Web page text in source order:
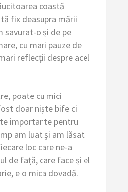
coastă
fix deasupra mării
savurat-o și de pe
cu mari pauze de
reflecții despre acel
poate cu mici
doar niște bife ci
importante pentru
am luat și am lăsat
loc care ne-a
de față, care face și el
e o mica dovadă.